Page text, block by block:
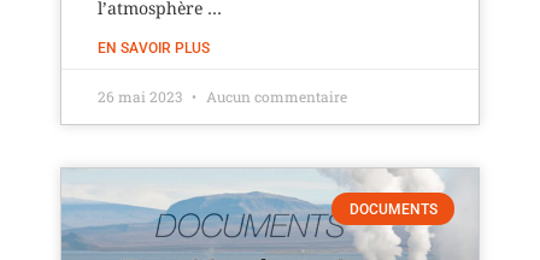
l’atmosphère …
EN SAVOIR PLUS
26 mai 2023 Aucun commentaire
DOCUMENTS